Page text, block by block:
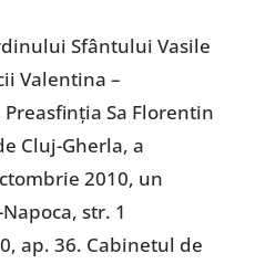
Sfântului Vasile
Valentina –
Sa Florentin
Cluj-Gherla, a
2010, un
str. 1
ap. 36. Cabinetul de